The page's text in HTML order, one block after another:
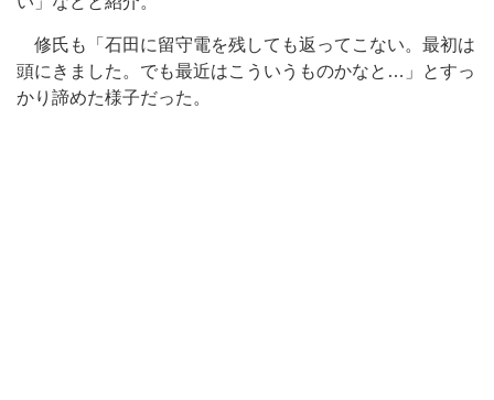
修氏も「石田に留守電を残しても返ってこない。最初は
頭にきました。でも最近はこういうものかなと…」とすっ
かり諦めた様子だった。